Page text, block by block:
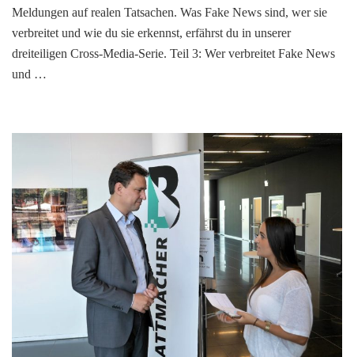
Meldungen auf realen Tatsachen. Was Fake News sind, wer sie
verbreitet und wie du sie erkennst, erfährst du in unserer
dreiteiligen Cross-Media-Serie. Teil 3: Wer verbreitet Fake News
und …